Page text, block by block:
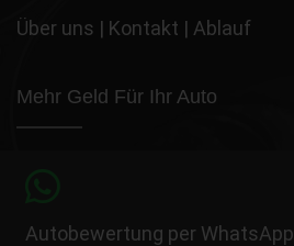
Über uns | Kontakt | Ablauf
Mehr Geld Für Ihr Auto
Autobewertung per WhatsApp